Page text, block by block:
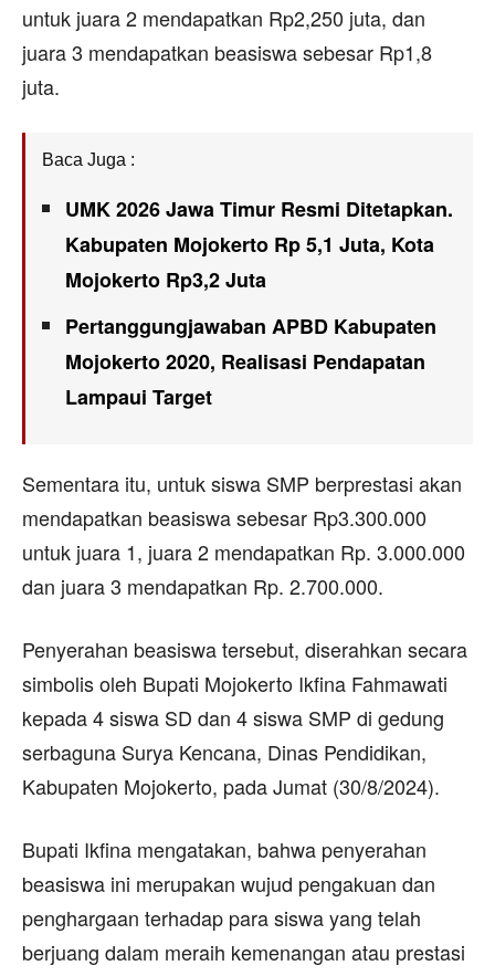
untuk juara 2 mendapatkan Rp2,250 juta, dan
juara 3 mendapatkan beasiswa sebesar Rp1,8
juta.
Baca Juga :
UMK 2026 Jawa Timur Resmi Ditetapkan.
Kabupaten Mojokerto Rp 5,1 Juta, Kota
Mojokerto Rp3,2 Juta
Pertanggungjawaban APBD Kabupaten
Mojokerto 2020, Realisasi Pendapatan
Lampaui Target
Sementara itu, untuk siswa SMP berprestasi akan
mendapatkan beasiswa sebesar Rp3.300.000
untuk juara 1, juara 2 mendapatkan Rp. 3.000.000
dan juara 3 mendapatkan Rp. 2.700.000.
Penyerahan beasiswa tersebut, diserahkan secara
simbolis oleh Bupati Mojokerto Ikfina Fahmawati
kepada 4 siswa SD dan 4 siswa SMP di gedung
serbaguna Surya Kencana, Dinas Pendidikan,
Kabupaten Mojokerto, pada Jumat (30/8/2024).
Bupati Ikfina mengatakan, bahwa penyerahan
beasiswa ini merupakan wujud pengakuan dan
penghargaan terhadap para siswa yang telah
berjuang dalam meraih kemenangan atau prestasi